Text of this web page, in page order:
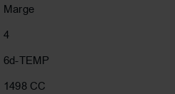
Marge
4
6d-TEMP
1498 CC